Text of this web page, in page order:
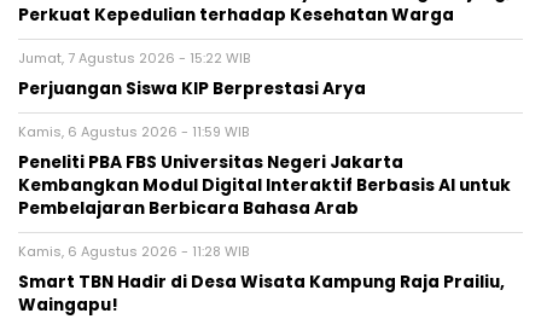
Perkuat Kepedulian terhadap Kesehatan Warga
Jumat, 7 Agustus 2026 - 15:22 WIB
Perjuangan Siswa KIP Berprestasi Arya
Kamis, 6 Agustus 2026 - 11:59 WIB
Peneliti PBA FBS Universitas Negeri Jakarta
Kembangkan Modul Digital Interaktif Berbasis AI untuk
Pembelajaran Berbicara Bahasa Arab
Kamis, 6 Agustus 2026 - 11:28 WIB
Smart TBN Hadir di Desa Wisata Kampung Raja Prailiu,
Waingapu!